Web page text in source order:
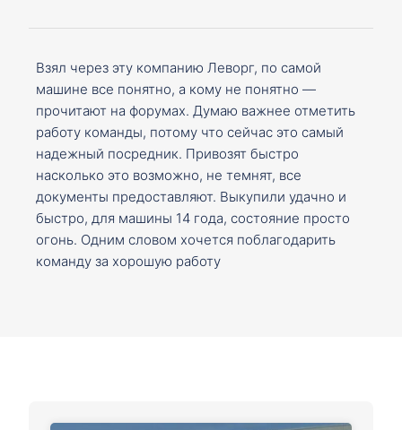
Взял через эту компанию Леворг, по самой
машине все понятно, а кому не понятно —
прочитают на форумах. Думаю важнее отметить
работу команды, потому что сейчас это самый
надежный посредник. Привозят быстро
насколько это возможно, не темнят, все
документы предоставляют. Выкупили удачно и
быстро, для машины 14 года, состояние просто
огонь. Одним словом хочется поблагодарить
команду за хорошую работу